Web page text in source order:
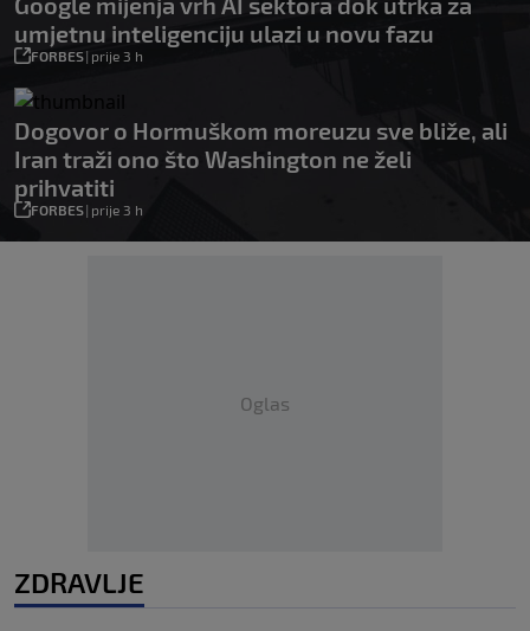
umjetnu inteligenciju ulazi u novu fazu
FORBES| prije 3 h
Dogovor o Hormuškom moreuzu sve bliže, ali
Iran traži ono što Washington ne želi
prihvatiti
FORBES| prije 3 h
Oglas
ZDRAVLJE